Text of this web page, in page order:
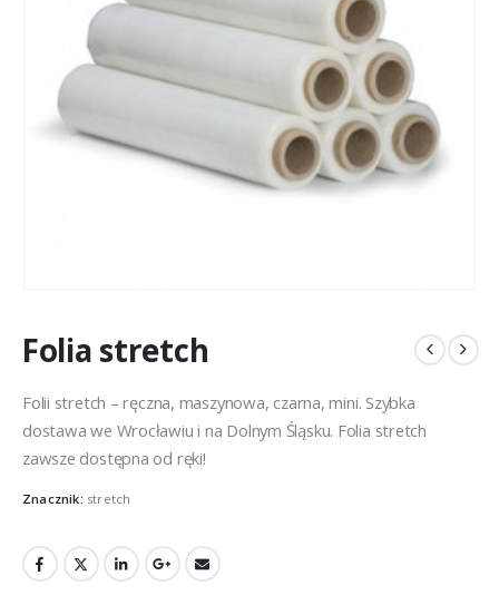
Folia stretch
Folii stretch – ręczna, maszynowa, czarna, mini. Szybka
dostawa we Wrocławiu i na Dolnym Śląsku. Folia stretch
zawsze dostępna od ręki!
Znacznik: stretch